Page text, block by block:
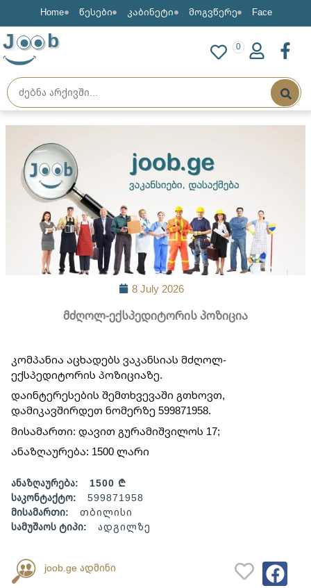
Home წესები კაბინეტი მოგვწერე Face
J b 0
8 July 2026
მძღოლ-ექსპედიტორის პოზიცია
კომპანია აცხადებს ვაკანსიას მძღოლ-
ექსპედიტორის პოზიციაზე.
დაინტერესების შემთხვევაში გთხოვთ,
დამიკავშირდეთ ნომერზე 599871958.
მისამართი: დავით გურამიშვილოს 17;
ანაზღაურება: 1500 ლარი
ანაზღაურება:
1500 ₾
საკონტაქტო:
599871958
მისამართი:
თბილისი
სამუშაოს ტიპი:
ადგილზე
joob.ge ადმინი